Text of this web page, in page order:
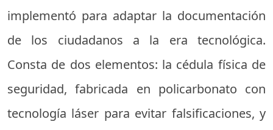
implementó para adaptar la documentación
de los ciudadanos a la era tecnológica.
Consta de dos elementos: la cédula física de
seguridad, fabricada en policarbonato con
tecnología láser para evitar falsificaciones, y